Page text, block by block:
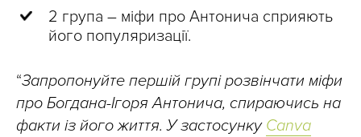
2 група – міфи про Антонича сприяють
його популяризації.
“Запропонуйте першій групі розвінчати міфи
про Богдана-Ігоря Антонича, спираючись на
факти із його життя. У застосунку Canva